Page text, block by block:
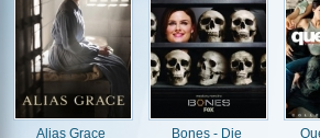
Alias Grace
Bones - Die